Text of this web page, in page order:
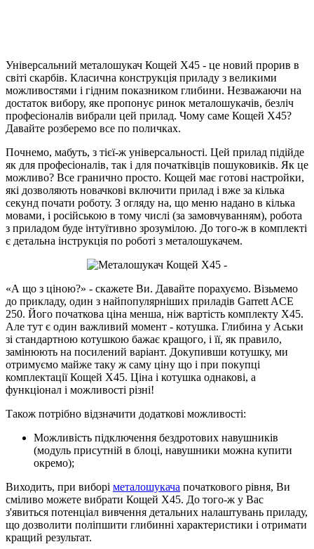
Універсальний металошукач Кощей Х45 - це новий прорив в
світі скарбів. Класична конструкція приладу з великими
можливостями і гідним показником глибини. Незважаючи на
достаток вибору, яке пропонує ринок металошукачів, безліч
професіоналів вибрали цей прилад. Чому саме Кощей Х45?
Давайте розберемо все по поличках.
Почнемо, мабуть, з тієї-ж універсальності. Цей прилад підійде
як для професіоналів, так і для початківців пошуковиків. Як це
можливо? Все гранично просто. Кощей має готові настройки,
які дозволяють новачкові включити прилад і вже за кілька
секунд почати роботу. З огляду на, що меню надано в кілька
мовами, і російською в тому числі (за замовчуванням), робота
з приладом буде інтуїтивно зрозумілою. До того-ж в комплекті
є детальна інструкція по роботі з металошукачем.
«А що з ціною?» - скажете Ви. Давайте порахуємо. Візьмемо
до прикладу, один з найпопулярніших приладів Garrett ACE
250. Його початкова ціна менша, ніж вартість комплекту Х45.
Але тут є один важливий момент - котушка. Глибина у Аськи
зі стандартною котушкою бажає кращого, і її, як правило,
замінюють на посилений варіант. Докупивши котушку, ми
отримуємо майже таку ж саму ціну що і при покупці
комплектації Кощей Х45. Ціна і котушка однакові, а
функціонал і можливості різні!
Також потрібно відзначити додаткові можливості:
Можливість підключення бездротових навушників
(модуль присутній в блоці, навушники можна купити
окремо);
Виходить, при виборі металошукача початкового рівня, Ви
сміливо можете вибрати Кощей Х45. До того-ж у Вас
з'явиться потенціал вивчення детальних налаштувань приладу,
що дозволити поліпшити глибинні характеристики і отримати
кращий результат.